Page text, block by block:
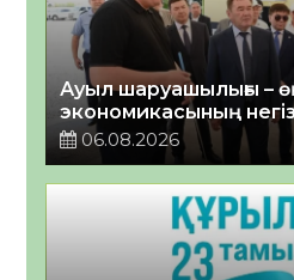
Ауыл шаруашылығы –
экономикасының
06.08.2026